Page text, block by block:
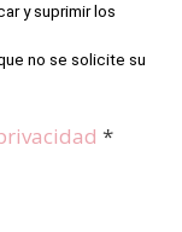
y suprimir los
no se solicite su
*